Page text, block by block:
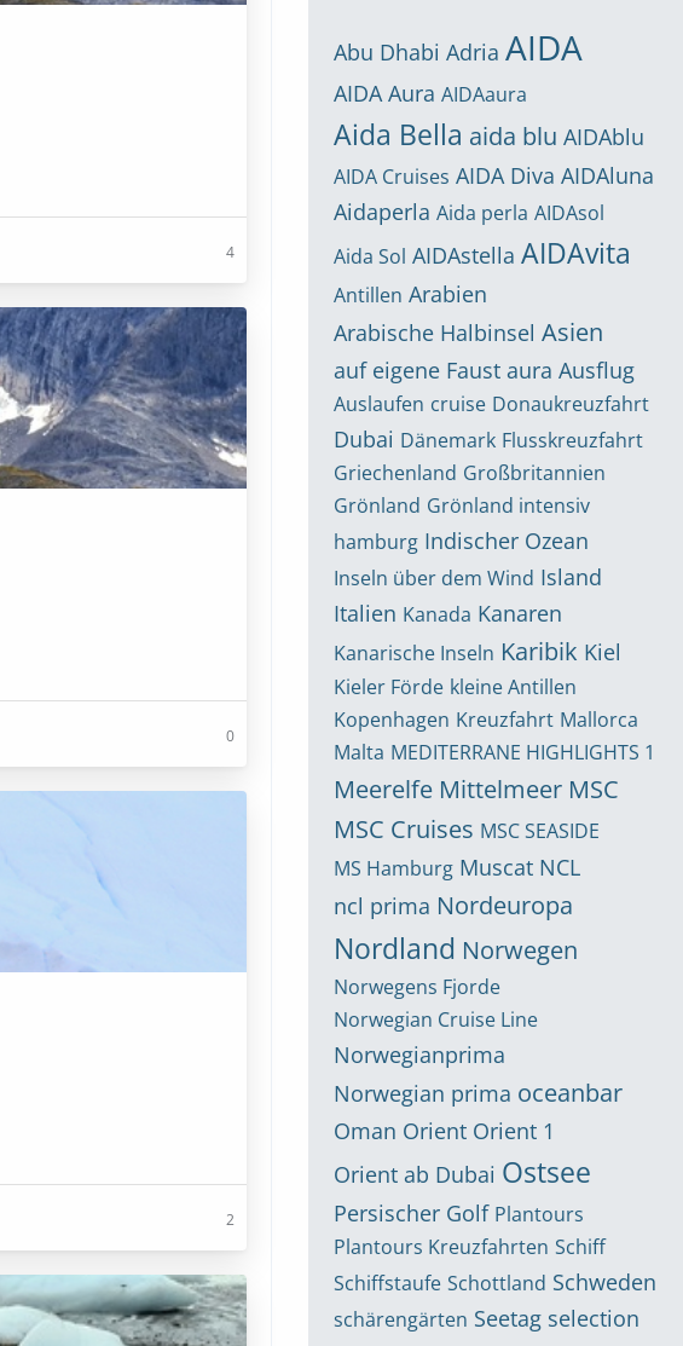
4
0
2
Abu Dhabi Adria AIDA
AIDA Aura AIDAaura
Aida Bella aida blu AIDAblu
AIDA Cruises AIDA Diva AIDAluna
Aidaperla Aida perla AIDAsol
Aida Sol AIDAstella AIDAvita
Antillen Arabien
Arabische Halbinsel Asien
auf eigene Faust aura Ausflug
Auslaufen cruise Donaukreuzfahrt
Dubai Dänemark Flusskreuzfahrt
Griechenland Großbritannien
Grönland Grönland intensiv
hamburg Indischer Ozean
Inseln über dem Wind Island
Italien Kanada Kanaren
Kanarische Inseln Karibik Kiel
Kieler Förde kleine Antillen
Kopenhagen Kreuzfahrt Mallorca
Malta MEDITERRANE HIGHLIGHTS 1
Meerelfe Mittelmeer MSC
MSC Cruises MSC SEASIDE
MS Hamburg Muscat NCL
ncl prima Nordeuropa
Nordland Norwegen
Norwegens Fjorde
Norwegian Cruise Line
Norwegianprima
Norwegian prima oceanbar
Oman Orient Orient 1
Orient ab Dubai Ostsee
Persischer Golf Plantours
Plantours Kreuzfahrten Schiff
Schiffstaufe Schottland Schweden
schärengärten Seetag selection